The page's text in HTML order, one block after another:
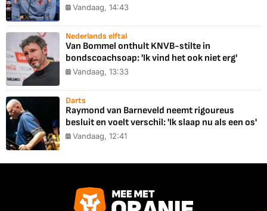
Vandaag, 14:43
Nederlands elftal
Van Bommel onthult KNVB-stilte in
bondscoachsoap: 'Ik vind het ook niet erg'
Vandaag, 13:33
Darts
Raymond van Barneveld neemt rigoureus
besluit en voelt verschil: 'Ik slaap nu als een os'
Vandaag, 12:41